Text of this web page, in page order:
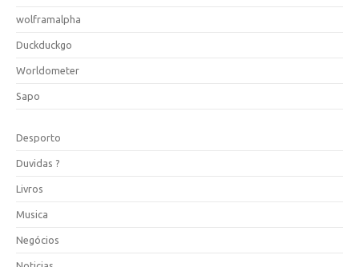
wolframalpha
Duckduckgo
Worldometer
Sapo
Desporto
Duvidas ?
Livros
Musica
Negócios